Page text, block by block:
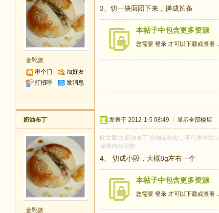
金靴族
串个门
加好友
打招呼
发消息
3、切一块面团下来，搓成长条
本帖子中包含更多资源
您需要 登录 才可以下载或查看
奶油布丁
金靴族
发表于 2012-1-5 08:49 显示全部楼层
此文章由 奶油布丁 原创或转贴，不代表本站
保持内容完整
4、 切成小段，大概8g左右一个
本帖子中包含更多资源
您需要 登录 才可以下载或查看